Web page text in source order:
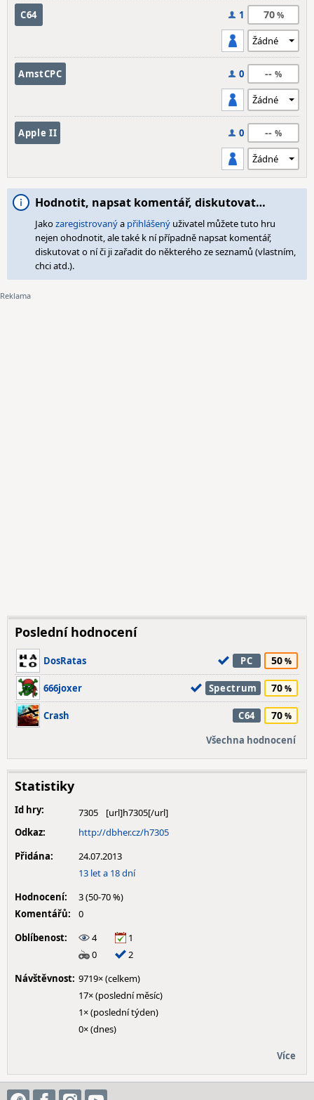
C64 1 70
AmstCPC 0 --
Apple II 0 --
Hodnotit, napsat komentář, diskutovat…
Jakozaregistrovanýa přihlášený uživatel můžete tuto hru
nejen ohodnotit, ale také k ní případně napsat komentář,
diskutovat o ní či ji zařadit do některého ze seznamů (vlastním,
chci atd.).
Poslední hodnocení
DosRatas PC 50
666joxer Spectrum 70
Crash C64 70
Všechna hodnocení
Statistiky
Id hry:
7305
Odkaz:
http://dbher.cz/h7305
Přidána:
24.07.2013
13 let a 18 dní
Hodnocení:
3 (50-70 %)
Komentářů:
0
Oblíbenost:
4
1
0
2
Návštěvnost: 9719× (celkem)
17× (poslední měsíc)
1× (poslední týden)
0× (dnes)
Více